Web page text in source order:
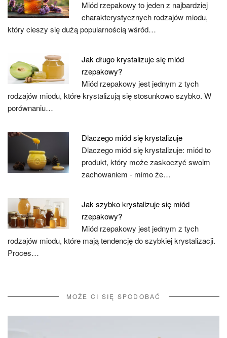
Miód rzepakowy to jeden z najbardziej
charakterystycznych rodzajów miodu,
który cieszy się dużą popularnością wśród…
Jak długo krystalizuje się miód
rzepakowy?
Miód rzepakowy jest jednym z tych
rodzajów miodu, które krystalizują się stosunkowo szybko. W
porównaniu…
Dlaczego miód się krystalizuje
Dlaczego miód się krystalizuje: miód to
produkt, który może zaskoczyć swoim
zachowaniem - mimo że…
Jak szybko krystalizuje się miód
rzepakowy?
Miód rzepakowy jest jednym z tych
rodzajów miodu, które mają tendencję do szybkiej krystalizacji.
Proces…
MOŻE CI SIĘ SPODOBAĆ